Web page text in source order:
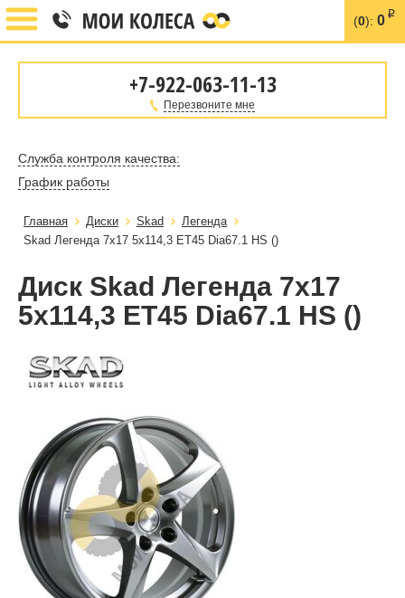
(0): 0 i
+7-922-063-11-13
Перезвоните мне
Служба контроля качества:
График работы
Главная Диски Skad
Легенда
Skad Легенда 7x17 5x114,3 ET45 Dia67.1 HS ()
Диск Skad Легенда 7x17
5x114,3 ET45 Dia67.1 HS ()